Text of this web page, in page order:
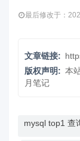
最后修改于：
文章链接:
版权声明: 本
月笔记
mysql top1 查